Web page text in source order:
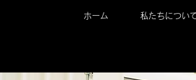
ホーム 私たちについ